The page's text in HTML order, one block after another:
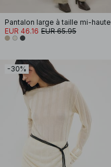
Pantalon large à taille mi-haute
EUR 46.16 EUR 65.95
-30%